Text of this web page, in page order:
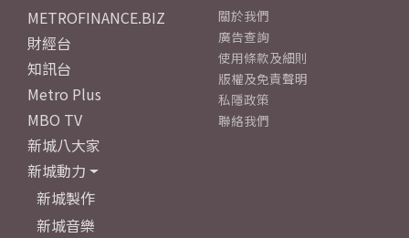
METROFINANCE.BIZ
財經台
知訊台
Metro Plus
MBO TV
新城八大家
新城動力
新城製作
新城音樂
關於我們
廣告查詢
使用條款及細則
版權及免責聲明
私隱政策
聯絡我們